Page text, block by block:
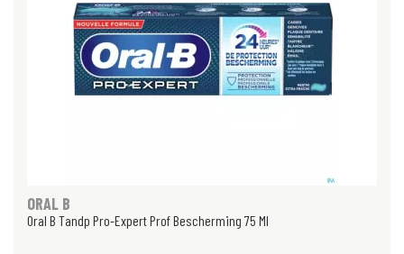
ORAL B
Oral B Tandp Pro-Expert Prof Bescherming 75 Ml